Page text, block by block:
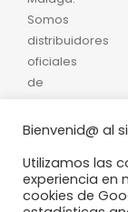
Somos
distribuidores
oficiales
de
Moguer.
rápido y
formal
con
Bienvenid@ al
Utilizamos las
experiencia en
cookies de